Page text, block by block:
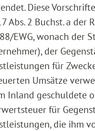
Diese
Abs. 2 Buchst. a der
EWG, wonach der
der
für
Umsätze
Inland geschuldete
für
die ihm